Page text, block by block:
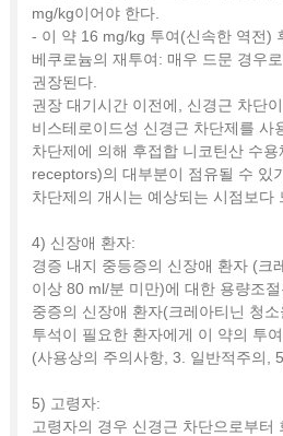
mg/kg이어야 한다.
- 이 약 16 mg/kg 투여(신속한 역전)
베쿠로늄의 재투여: 매우 드문 경우
권장된다.
권장 대기시간 이전에, 신경근 차단
비스테로이드성 신경근 차단제를 사
차단제에 의해 후접합 니코틴산 수
receptors)의 대부분이 점유될 수 있
차단제의 개시는 예상되는 시점보다
4) 신장애 환자:
경증 내지 중등증의 신장애 환자 (크
이상 80 ml/분 미만)에 대한 용량조
중증의 신장애 환자(크레아티닌 청
투석이 필요한 환자에게 이 약의 투
(사용상의 주의사항, 3. 일반적주의,
5) 고령자:
고령자의 경우 신경근 차단으로부터